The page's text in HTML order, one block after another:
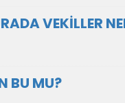
VEKİLLER
BU MU?